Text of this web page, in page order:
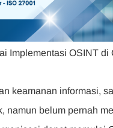
Implementasi OSINT di
keamanan informasi,
namun belum pernah